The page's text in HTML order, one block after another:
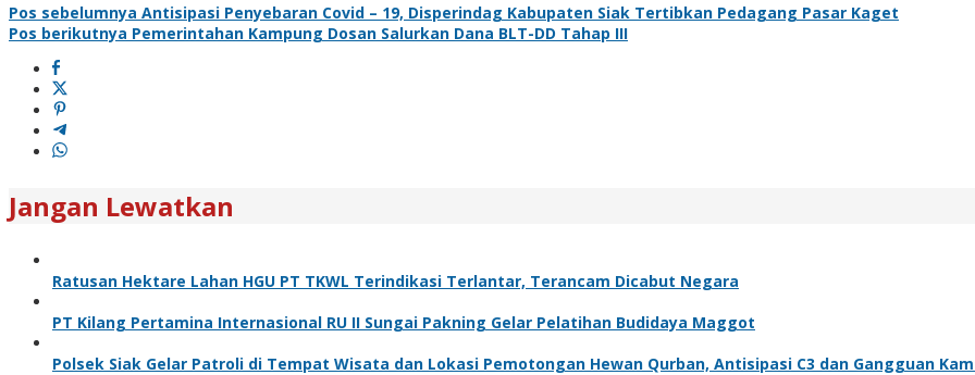
Pos sebelumnya Antisipasi Penyebaran Covid – 19, Disperindag Kabupaten Siak Tertibkan Pedagang Pasar Kaget
Pos berikutnya Pemerintahan Kampung Dosan Salurkan Dana BLT-DD Tahap III
Jangan Lewatkan
Ratusan Hektare Lahan HGU PT TKWL Terindikasi Terlantar, Terancam Dicabut Negara
PT Kilang Pertamina Internasional RU II Sungai Pakning Gelar Pelatihan Budidaya Maggot
Polsek Siak Gelar Patroli di Tempat Wisata dan Lokasi Pemotongan Hewan Qurban, Antisipasi C3 dan Gangguan